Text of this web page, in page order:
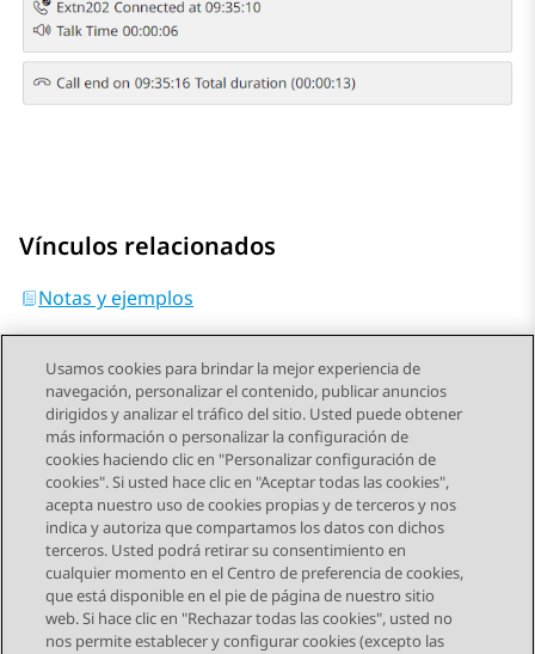
Vínculos relacionados
Notas y ejemplos
Send Feedback
Navegación de tema
Tema anterior
STAY CONNECTED
Usamos cookies para brindar la mejor experiencia de
navegación, personalizar el contenido, publicar anuncios
dirigidos y analizar el tráfico del sitio. Usted puede obtener
más información o personalizar la configuración de
cookies haciendo clic en "Personalizar configuración de
cookies". Si usted hace clic en "Aceptar todas las cookies",
acepta nuestro uso de cookies propias y de terceros y nos
indica y autoriza que compartamos los datos con dichos
terceros. Usted podrá retirar su consentimiento en
cualquier momento en el Centro de preferencia de cookies,
que está disponible en el pie de página de nuestro sitio
web. Si hace clic en "Rechazar todas las cookies", usted no
nos permite establecer y configurar cookies (excepto las